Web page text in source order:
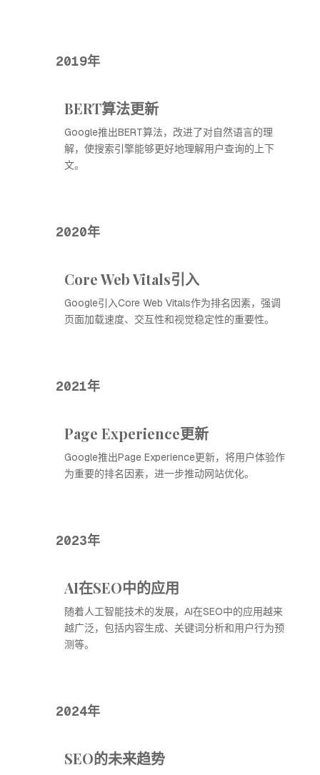
2019年
BERT算法更新
Google推出BERT算法，改进了对自然语言的理
解，使搜索引擎能够更好地理解用户查询的上下
文。
2020年
Core Web Vitals引入
Google引入Core Web Vitals作为排名因素，强调
页面加载速度、交互性和视觉稳定性的重要性。
2021年
Page Experience更新
Google推出Page Experience更新，将用户体验作
为重要的排名因素，进一步推动网站优化。
2023年
AI在SEO中的应用
随着人工智能技术的发展，AI在SEO中的应用越来
越广泛，包括内容生成、关键词分析和用户行为预
测等。
2024年
SEO的未来趋势